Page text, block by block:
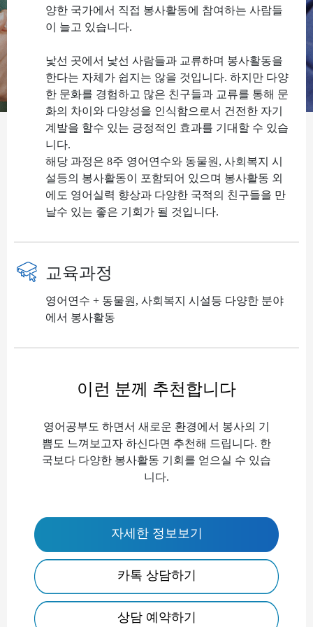
양한 국가에서 직접 봉사활동에 참여하는 사람들
이 늘고 있습니다.
낯선 곳에서 낯선 사람들과 교류하며 봉사활동을
한다는 자체가 쉽지는 않을 것입니다. 하지만 다양
한 문화를 경험하고 많은 친구들과 교류를 통해 문
화의 차이와 다양성을 인식함으로서 건전한 자기
계발을 할수 있는 긍정적인 효과를 기대할 수 있습
니다.
해당 과정은 8주 영어연수와 동물원, 사회복지 시
설등의 봉사활동이 포함되어 있으며 봉사활동 외
에도 영어실력 향상과 다양한 국적의 친구들을 만
날수 있는 좋은 기회가 될 것입니다.
교육과정
영어연수 + 동물원, 사회복지 시설등 다양한 분야
에서 봉사활동
이런 분께 추천합니다
영어공부도 하면서 새로운 환경에서 봉사의 기
쁨도 느껴보고자 하신다면 추천해 드립니다. 한
국보다 다양한 봉사활동 기회를 얻으실 수 있습
니다.
자세한 정보보기
카톡 상담하기
상담 예약하기